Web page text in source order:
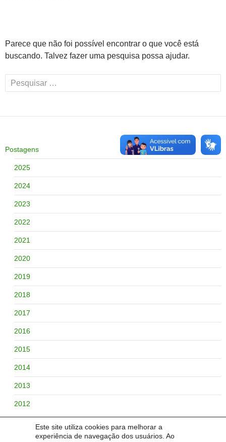
Este site utiliza cookies para melhorar a
experiência de navegação dos usuários. Ao
Parece que não foi possível encontrar o que você está
buscando. Talvez fazer uma pesquisa possa ajudar.
Pesquisar
por:
Postagens
2025
2024
2023
2022
2021
2020
2019
2018
2017
2016
2015
2014
2013
2012